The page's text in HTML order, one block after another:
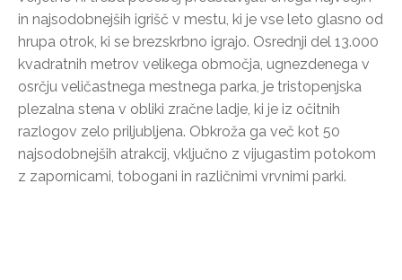
in najsodobnejših igrišč v mestu, ki je vse leto glasno od
hrupa otrok, ki se brezskrbno igrajo. Osrednji del 13.000
kvadratnih metrov velikega območja, ugnezdenega v
osrčju veličastnega mestnega parka, je tristopenjska
plezalna stena v obliki zračne ladje, ki je iz očitnih
razlogov zelo priljubljena. Obkroža ga več kot 50
najsodobnejših atrakcij, vključno z vijugastim potokom
z zapornicami, tobogani in različnimi vrvnimi parki.